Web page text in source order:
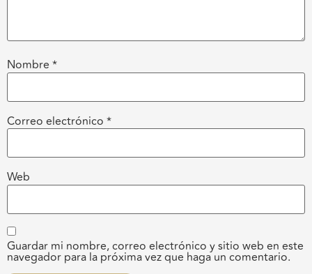
Nombre *
Correo electrónico *
Web
Guardar mi nombre, correo electrónico y sitio web en este
navegador para la próxima vez que haga un comentario.